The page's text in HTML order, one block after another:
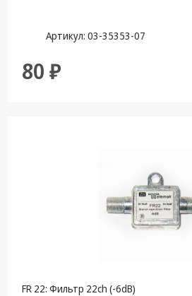
Артикул: 03-35353-07
80 ₽
FR 22: Фильтр 22ch (-6dB)